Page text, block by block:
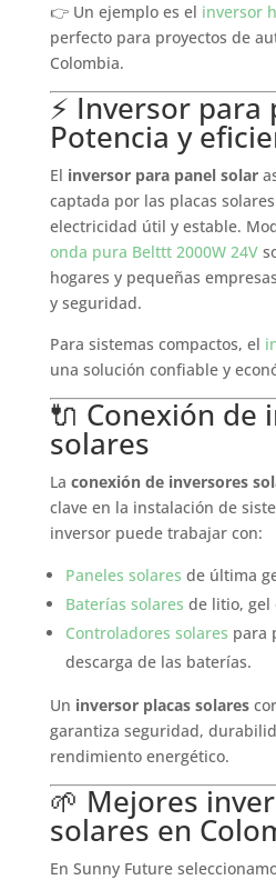
👉 Un ejemplo es el inversor
perfecto para proyectos de
Colombia.
⚡ Inversor
Potencia y
El inversor para panel solar
captada por las placas
electricidad útil y estable.
onda pura Belttt 2000W 24V
hogares y pequeñas
y seguridad.
Para sistemas compactos, el
una solución confiable y
🔌 Conexión de
solares
La conexión de inversores
clave en la instalación de
inversor puede trabajar con:
Paneles solares de última
Baterías solares de litio, gel
Controladores solares para
descarga de las baterías.
Un inversor placas solares
garantiza seguridad,
rendimiento energético.
🌱 Mejores
solares en
En Sunny Future